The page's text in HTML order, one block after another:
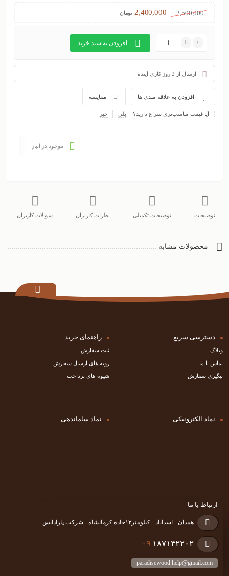
2,500,000
2,400,000 تومان
افزودن به سبد خرید
ارسال از 2 روز کاری آینده
مقایسه افزودن به علاقه مندی ها
آیا قیمت مناسب‌تری سراغ دارید؟ بلی خیر
موجود در انبار
توضیحات توضیحات تکمیلی نظرات کاربران سوالات کاربران
محصولات مشابه
دسترسی سریع
وبلاگ
تماس با ما
پیگیری سفارش
راهنمای خرید
ثبت سفارش
رویه های ارسال سفارش
شیوه های پرداخت
نماد الکترونیکی نماد ساماندهی
ارتباط با ما
همدان - اسداباد - کیلومتر۱۳جاده کرمانشاه - شرکت پارادایس
۰۹ ۱۸۷۱۴۲۲۰۲
paradisewood.help@gmail.com